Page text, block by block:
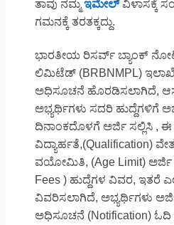
ತಾವು ನಮ್ಮಇಮೇಲ್ವಿಳಾಸಕ್ಕೆ
ಗಮನಕ್ಕೆ ತರತಕ್ಕದ್ದು.
ಭಾರತೀಯ ರಿಸರ್ವ್ ಬ್ಯಾಂಕ್
ಲಿಮಿಟೆಡ್ (BRBNMPL)
ಅಧಿಸೂಚನೆ ಹೊರಡಿಸಲಾಗಿದೆ,
ಅಭ್ಯರ್ಥಿಗಳು ಸದರಿ ಹುದ್ದೆಗಳಿಗೆ
ದಿನಾಂಕದೊಳಗೆ ಅರ್ಜಿ ಸಲ್ಲಿಸಿ , ಈ
ವಿದ್ಯಾರ್ಹತೆ,(Qualification)
ವಯೋಮಿತಿ, (Age Limit) ಅರ್ಜಿ
Fees ) ಹುದ್ದೆಗಳ ವಿವರ, ಇತರೆ
ವಿವರಿಸಲಾಗಿದೆ, ಅಭ್ಯರ್ಥಿಗಳು
ಅಧಿಸೂಚನೆ (Notification) ಓದಿ